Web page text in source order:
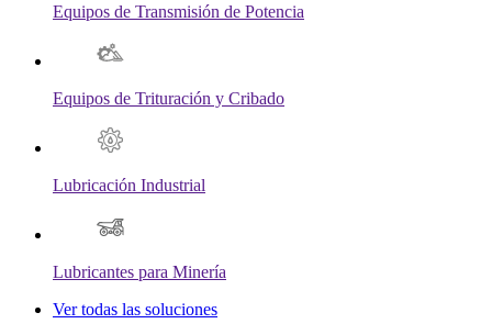
Equipos de Transmisión de Potencia
Equipos de Trituración y Cribado
Lubricación Industrial
Lubricantes para Minería
Ver todas las soluciones